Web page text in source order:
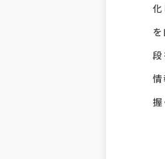
化
段
情
握